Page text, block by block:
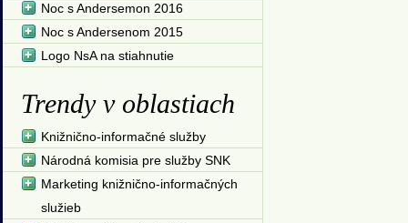
Noc s Andersemon 2016
Noc s Andersenom 2015
Logo NsA na stiahnutie
Trendy v oblastiach
Knižnično-informačné služby
Národná komisia pre služby SNK
Marketing knižnično-informačných
služieb